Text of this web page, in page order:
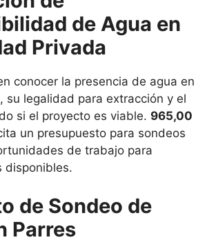
de Agua en
Privada
conocer la presencia de agua en
su legalidad para extracción y el
si el proyecto es viable. 965,00
un presupuesto para sondeos
de trabajo para
disponibles.
de Sondeo de
Parres